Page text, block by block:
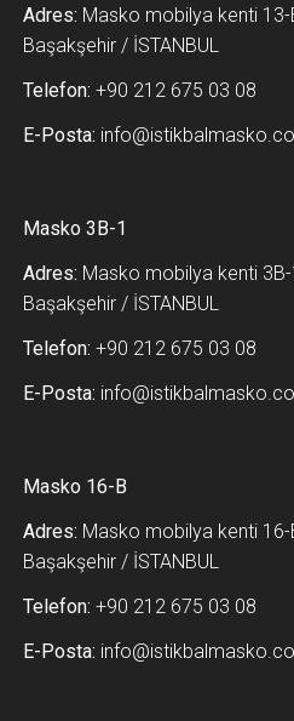
Adres: Masko mobilya kenti
Başakşehir / İSTANBUL
Telefon: +90 212 675 03 08
E-Posta:
Masko 3B-1
Adres: Masko mobilya kenti
Başakşehir / İSTANBUL
Telefon: +90 212 675 03 08
E-Posta:
Masko 16-B
Adres: Masko mobilya kenti
Başakşehir / İSTANBUL
Telefon: +90 212 675 03 08
E-Posta: